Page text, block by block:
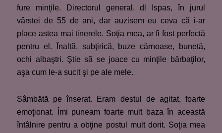
fure minţile. Directorul general, dl Ispas, în jurul
vârstei de 55 de ani, dar auzisem eu ceva că i-ar
place astea mai tinerele. Soţia mea, ar fi fost perfectă
pentru el. Înaltă, subţirică, buze cărnoase, bunetă,
ochi albaştri. Ştie să se joace cu minţile bărbaţilor,
aşa cum le-a sucit şi pe ale mele.
Sâmbătă pe înserat. Eram destul de agitat, foarte
emoţionat. Îmi puneam foarte mult baza în această
întâlnire pentru a obţine postul mult dorit. Soţia mea